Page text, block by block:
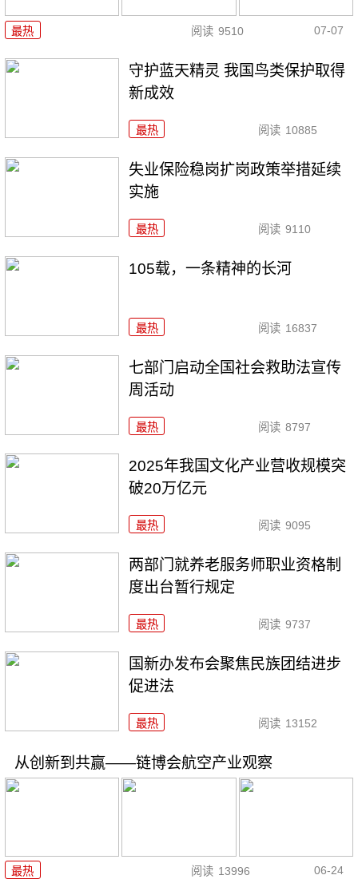
最热 阅读 9510 07-07
守护蓝天精灵 我国鸟类保护取得
新成效
最热 阅读 10885
失业保险稳岗扩岗政策举措延续
实施
最热 阅读 9110
105载，一条精神的长河
最热 阅读 16837
七部门启动全国社会救助法宣传
周活动
最热 阅读 8797
2025年我国文化产业营收规模突
破20万亿元
最热 阅读 9095
两部门就养老服务师职业资格制
度出台暂行规定
最热 阅读 9737
国新办发布会聚焦民族团结进步
促进法
最热 阅读 13152
从创新到共赢——链博会航空产业观察
最热 阅读 13996 06-24